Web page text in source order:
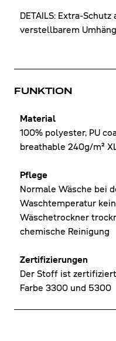
DETAILS: Extra-
verstellbarem
FUNKTION
Material
100% polyester, PU
breathable 240g/m²
Pflege
Normale Wäsche bei
Waschtemperatur
Wäschetrockner
chemische Reinigung
Zertifizierungen
Der Stoff ist
Farbe 3300 und 5300